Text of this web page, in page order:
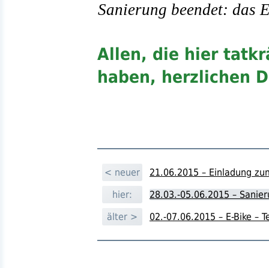
Sanierung beendet: das
Allen, die hier
haben, herzlichen
< neuer
21.06.2015 – Einladung
hier:
28.03.-05.06.2015 –
älter >
02.-07.06.2015 – E-Bike –